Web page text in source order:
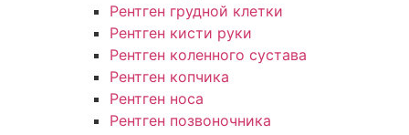
Рентген грудной клетки
Рентген кисти руки
Рентген коленного сустава
Рентген копчика
Рентген носа
Рентген позвоночника